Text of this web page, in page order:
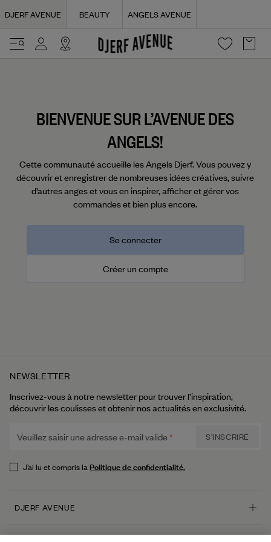
DJERF AVENUE BEAUTY ANGELS AVENUE
BIENVENUE SUR L’AVENUE DES
ANGELS!
Cette communauté accueille les Angels Djerf. Vous pouvez y
découvrir et enregistrer de nombreuses idées créatives, suivre
d’autres anges et vous en inspirer, afficher et gérer vos
commandes et bien plus encore.
Se connecter
Créer un compte
NEWSLETTER
Inscrivez-vous à notre newsletter pour trouver l’inspiration,
découvrir les coulisses et obtenir nos actualités en exclusivité.
Veuillez saisir une adresse e-mail valide S’INSCRIRE
J’ai lu et compris laPolitique de confidentialité.
DJERF AVENUE